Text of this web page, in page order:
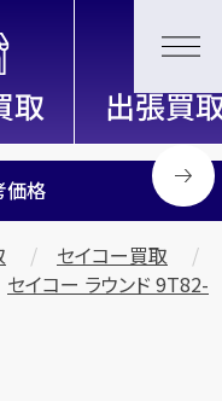
績の買取専門店「買取大
価格
セイコー買取
セイコー ラウンド 9T82-